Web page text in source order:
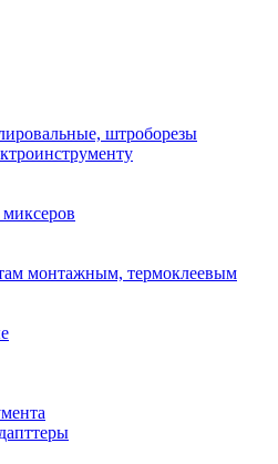
штроборезы
монтажным, термоклеевым